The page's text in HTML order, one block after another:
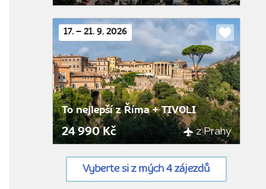
17. – 21. 9. 2026
Do
oblíbených
To nejlepší z Říma + TIVOLI
24 990 Kč z Prahy
Vyberte si z mých 4 zájezdů